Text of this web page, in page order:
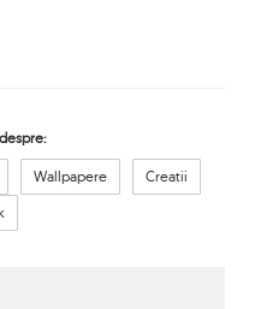
Wallpapere
Creatii